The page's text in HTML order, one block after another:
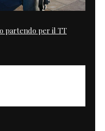
partendo per il TT